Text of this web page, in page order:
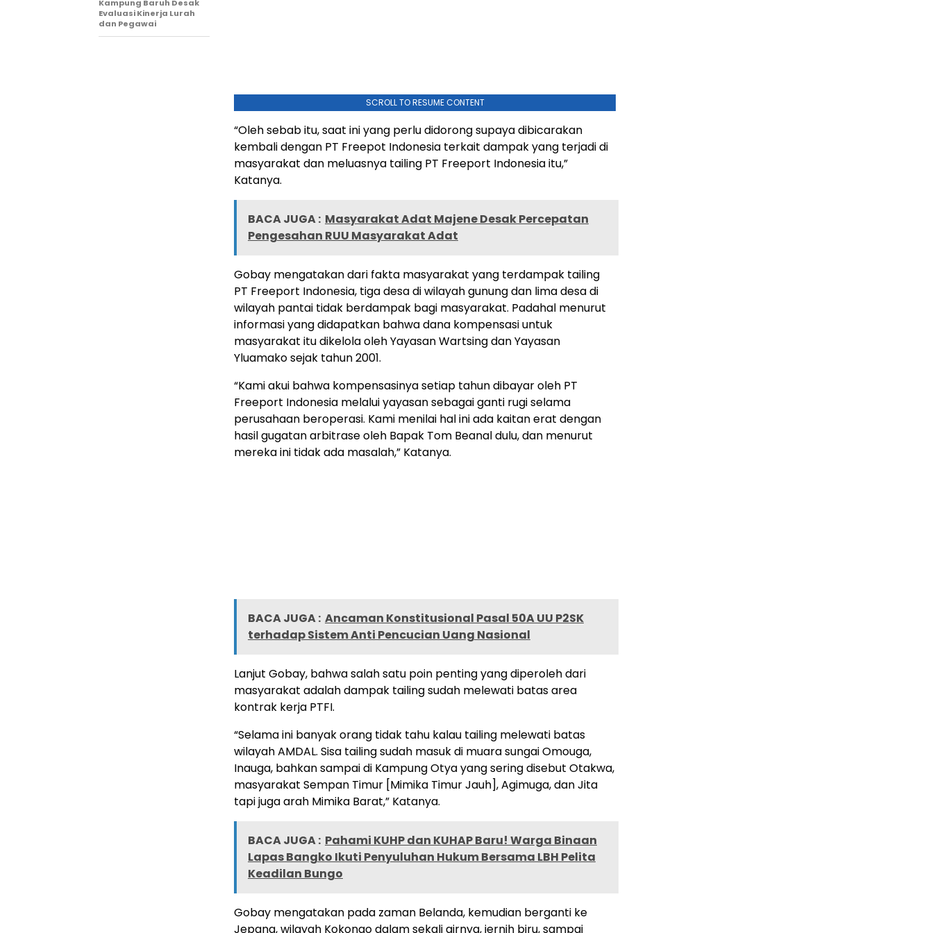
SCROLL TO RESUME CONTENT
“Oleh sebab itu, saat ini yang perlu didorong supaya dibicarakan
kembali dengan PT Freepot Indonesia terkait dampak yang terjadi di
masyarakat dan meluasnya tailing PT Freeport Indonesia itu,”
Katanya.
BACA JUGA : Masyarakat Adat Majene Desak Percepatan
Pengesahan RUU Masyarakat Adat
Gobay mengatakan dari fakta masyarakat yang terdampak tailing
PT Freeport Indonesia, tiga desa di wilayah gunung dan lima desa di
wilayah pantai tidak berdampak bagi masyarakat. Padahal menurut
informasi yang didapatkan bahwa dana kompensasi untuk
masyarakat itu dikelola oleh Yayasan Wartsing dan Yayasan
Yluamako sejak tahun 2001.
“Kami akui bahwa kompensasinya setiap tahun dibayar oleh PT
Freeport Indonesia melalui yayasan sebagai ganti rugi selama
perusahaan beroperasi. Kami menilai hal ini ada kaitan erat dengan
hasil gugatan arbitrase oleh Bapak Tom Beanal dulu, dan menurut
mereka ini tidak ada masalah,” Katanya.
BACA JUGA : Ancaman Konstitusional Pasal 50A UU P2SK
terhadap Sistem Anti Pencucian Uang Nasional
Lanjut Gobay, bahwa salah satu poin penting yang diperoleh dari
masyarakat adalah dampak tailing sudah melewati batas area
kontrak kerja PTFI.
“Selama ini banyak orang tidak tahu kalau tailing melewati batas
wilayah AMDAL. Sisa tailing sudah masuk di muara sungai Omouga,
Inauga, bahkan sampai di Kampung Otya yang sering disebut Otakwa,
masyarakat Sempan Timur [Mimika Timur Jauh], Agimuga, dan Jita
tapi juga arah Mimika Barat,” Katanya.
BACA JUGA : Pahami KUHP dan KUHAP Baru! Warga Binaan
Lapas Bangko Ikuti Penyuluhan Hukum Bersama LBH Pelita
Keadilan Bungo
Gobay mengatakan pada zaman Belanda, kemudian berganti ke
Jepang, wilayah Kokonao dalam sekali airnya, jernih biru, sampai
Kampung Baruh Desak
Evaluasi Kinerja Lurah
dan Pegawai